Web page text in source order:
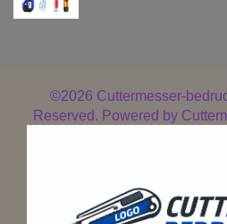
©2026 Cuttermesser-
Reserved. Powered by